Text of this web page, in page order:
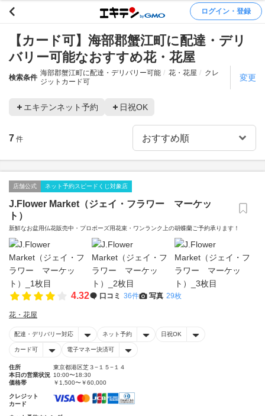
ログイン・登録
【カード可】海部郡蟹江町に配達・デリ
バリー可能なおすすめ花・花屋
検索条件
海部郡蟹江町に配達・デリバリー可能 花・花屋
クレ
ジットカード可
変更
エキテンネット予約 日祝OK
7 件
店舗公式 ネット予約スピードくじ対象店
J.Flower Market（ジェイ・フラワー マーケッ
ト）
新鮮なお盆用仏花販売中・プロポーズ用花束・ワンランク上の胡蝶蘭ご予約承ります！
4.32 口コミ 36件 写真 29枚
花・花屋
配達・デリバリー対応 ネット予約 日祝OK
カード可 電子マネー決済可
住所
東京都港区芝３−１５−１４
本日の営業状況 10:00〜18:30
価格帯
￥1,500〜￥60,000
クレジット
カード